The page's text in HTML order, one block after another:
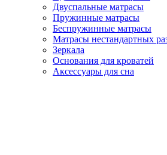
Двуспальные матрасы
Пружинные матрасы
Беспружинные матрасы
Матрасы нестандартных
Зеркала
Основания для кроватей
Аксессуары для сна